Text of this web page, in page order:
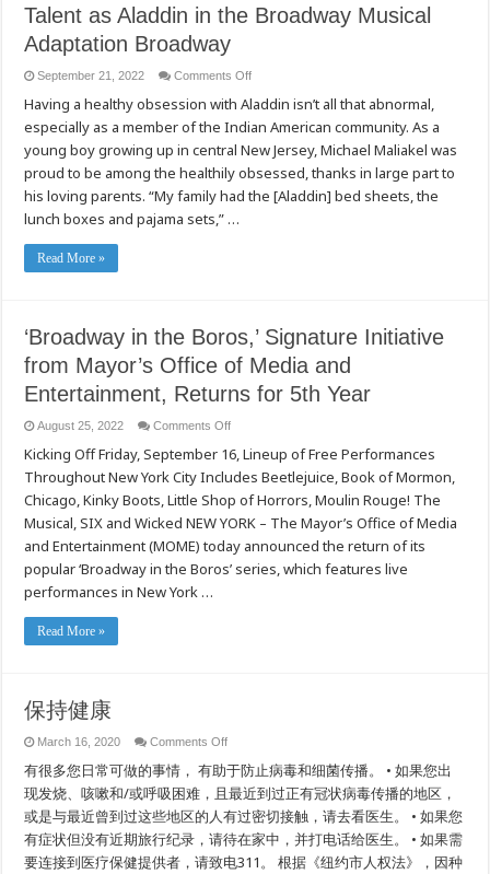
Talent as Aladdin in the Broadway Musical
Adaptation Broadway
September 21, 2022 Comments Offon
a
Child,
Aladdin
Everything
Michael
Maliakel.
Now
Musical
Adaptation
Broadway
Having a healthy obsession with Aladdin isn’t all that abnormal,
especially as a member of the Indian American community. As a
young boy growing up in central New Jersey, Michael Maliakel was
proud to be among the healthily obsessed, thanks in large part to
his loving parents. “My family had the [Aladdin] bed sheets, the
lunch boxes and pajama sets,” …
Read More »
‘Broadway in the Boros,’ Signature Initiative
from Mayor’s Office of Media and
Entertainment, Returns for 5th Year
August 25, 2022 Comments Offon
in
the
Boros,’
Initiative
from
Mayor’s
Office
of
Media
Kicking Off Friday, September 16, Lineup of Free Performances
Throughout New York City Includes Beetlejuice, Book of Mormon,
Chicago, Kinky Boots, Little Shop of Horrors, Moulin Rouge! The
Musical, SIX and Wicked NEW YORK – The Mayor’s Office of Media
and Entertainment (MOME) today announced the return of its
popular ‘Broadway in the Boros’ series, which features live
performances in New York …
Read More »
保持健康
March 16, 2020 Comments Offon
持
健
康
有很多您日常可做的事情， 有助于防止病毒和细菌传播。 • 如果您出
现发烧、咳嗽和/或呼吸困难，且最近到过正有冠状病毒传播的地区，
或是与最近曾到过这些地区的人有过密切接触，请去看医生。 • 如果您
有症状但没有近期旅行纪录，请待在家中，并打电话给医生。 • 如果需
要连接到医疗保健提供者，请致电311。 根据《纽约市人权法》，因种